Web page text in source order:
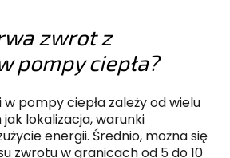
zwrot z
pompy ciepła?
pompy ciepła zależy od wielu
lokalizacja, warunki
energii. Średnio, można się
zwrotu w granicach od 5 do 10